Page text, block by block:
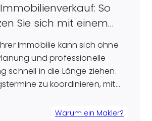
endgültig […]
So
Sie sich mit einem
Immobilie kann sich ohne
und professionelle
schnell in die Länge ziehen.
zu koordinieren, mit
Unterlagen zu beschaffen –
Warum ein Makler?